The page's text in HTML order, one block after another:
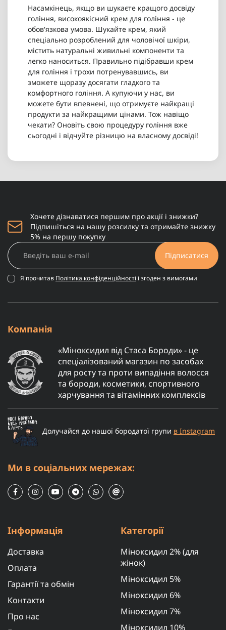
Насамкінець, якщо ви шукаєте кращого досвіду
гоління, високоякісний крем для гоління - це
обов'язкова умова. Шукайте крем, який
спеціально розроблений для чоловічої шкіри,
містить натуральні живильні компоненти та
легко наноситься. Правильно підібравши крем
для гоління і трохи потренувавшись, ви
зможете щоразу досягати гладкого та
комфортного гоління. А купуючи у нас, ви
можете бути впевнені, що отримуєте найкращі
продукти за найкращими цінами. Тож навіщо
чекати? Оновіть свою процедуру гоління вже
сьогодні і відчуйте різницю на власному досвіді!
Хочете дізнаватися першим про акції і знижки?
Підпишіться на нашу розсилку та отримайте знижку
5% на першу покупку
Підписатися
Я прочитав Політика конфіденційності і згоден з вимогами
Компанія
«Міноксидил від Стаса Бороди» - це
спеціалізований магазин по засобах
для росту та проти випадіння волосся
та бороди, косметики, спортивного
харчування та вітамінних комплексів
Долучайся до нашої бородатої групи в Instagram
Ми в соціальних мережах:
Інформація
Доставка
Оплата
Гарантії та обмін
Контакти
Про нас
Категорії
Міноксидил 2% (для
жінок)
Міноксидил 5%
Міноксидил 6%
Міноксидил 7%
Міноксидил 10%